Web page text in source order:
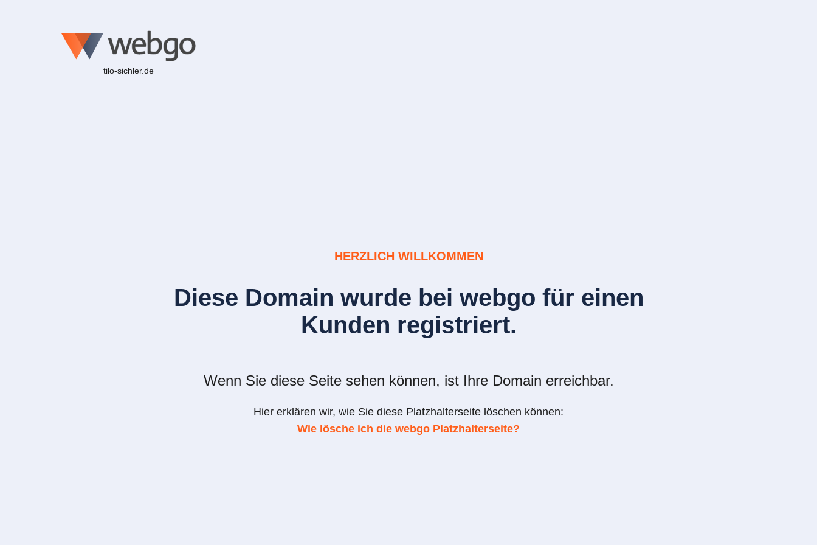
tilo-sichler.de
HERZLICH WILLKOMMEN
Diese Domain wurde bei webgo für einen
Kunden registriert.
Wenn Sie diese Seite sehen können, ist Ihre Domain erreichbar.
Hier erklären wir, wie Sie diese Platzhalterseite löschen können:
Wie lösche ich die webgo Platzhalterseite?